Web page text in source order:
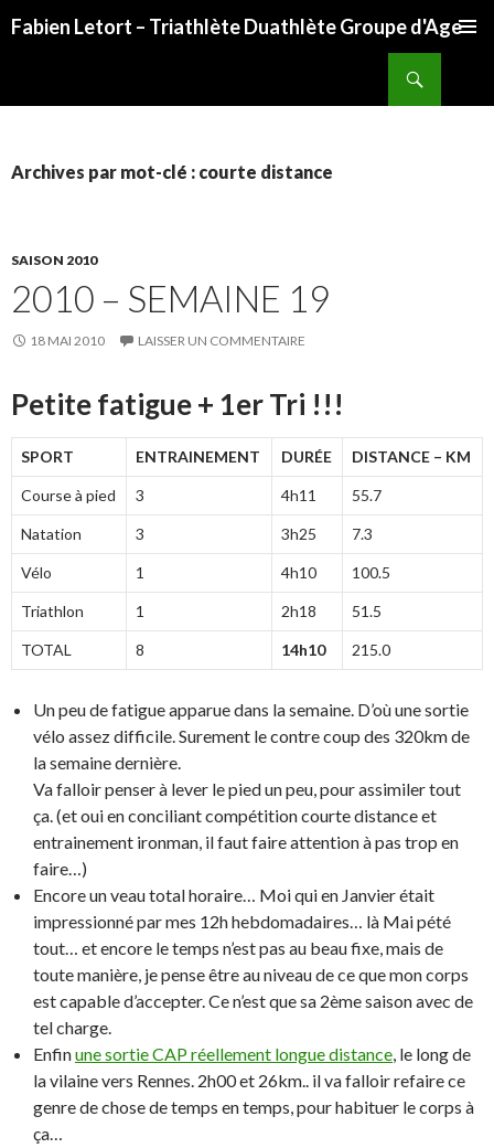
Fabien Letort – Triathlète Duathlète Groupe d'Age
Archives par mot-clé : courte distance
SAISON 2010
2010 – SEMAINE 19
18 MAI 2010 LAISSER UN COMMENTAIRE
Petite fatigue + 1er Tri !!!
SPORT ENTRAINEMENT DURÉE DISTANCE – KM
Course à pied 3 4h11 55.7
Natation 3 3h25 7.3
Vélo 1 4h10 100.5
Triathlon 1 2h18 51.5
TOTAL 8 14h10 215.0
Un peu de fatigue apparue dans la semaine. D’où une sortie
vélo assez difficile. Surement le contre coup des 320km de
la semaine dernière.
Va falloir penser à lever le pied un peu, pour assimiler tout
ça. (et oui en conciliant compétition courte distance et
entrainement ironman, il faut faire attention à pas trop en
faire…)
Encore un veau total horaire… Moi qui en Janvier était
impressionné par mes 12h hebdomadaires… là Mai pété
tout… et encore le temps n’est pas au beau fixe, mais de
toute manière, je pense être au niveau de ce que mon corps
est capable d’accepter. Ce n’est que sa 2ème saison avec de
tel charge.
Enfinune sortie CAP réellement longue distance, le long de
la vilaine vers Rennes. 2h00 et 26km.. il va falloir refaire ce
genre de chose de temps en temps, pour habituer le corps à
ça…